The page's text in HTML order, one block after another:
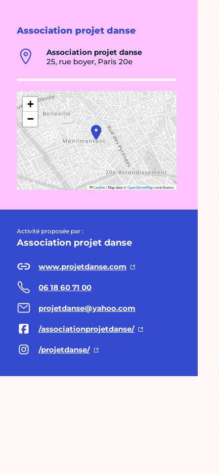
Association projet danse
Association projet danse
25, rue boyer, Paris 20e
+
−
Leaflet|Map data ©OpenStreetMapcontributors
Activité proposée par :
Association projet danse
www.projetdanse.com
06 18 60 71 00
projetdanse@yahoo.com
/associationprojetdanse/
/projetdanse/